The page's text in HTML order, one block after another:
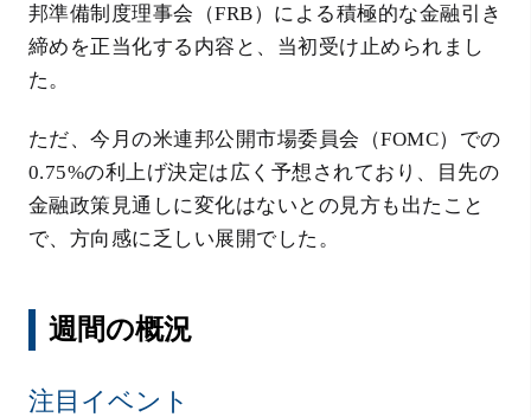
邦準備制度理事会（FRB）による積極的な金融引き
締めを正当化する内容と、当初受け止められまし
た。
ただ、今月の米連邦公開市場委員会（FOMC）での
0.75%の利上げ決定は広く予想されており、目先の
金融政策見通しに変化はないとの見方も出たこと
で、方向感に乏しい展開でした。
週間の概況
注目イベント